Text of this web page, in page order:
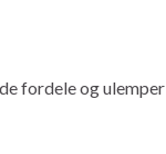
fordele og